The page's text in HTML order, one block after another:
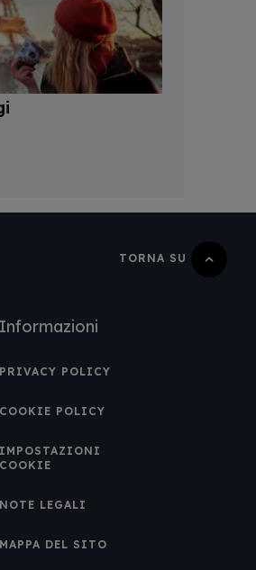
TORNA SU
Informazioni
PRIVACY POLICY
COOKIE POLICY
IMPOSTAZIONI
COOKIE
NOTE LEGALI
MAPPA DEL SITO